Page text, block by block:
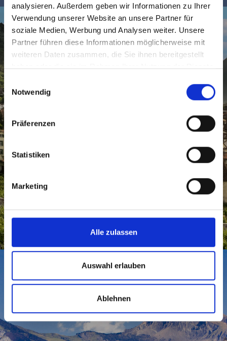
analysieren. Außerdem geben wir Informationen zu Ihrer
Verwendung unserer Website an unsere Partner für
soziale Medien, Werbung und Analysen weiter. Unsere
Partner führen diese Informationen möglicherweise mit
weiteren Daten zusammen, die Sie ihnen bereitgestellt
haben oder die sie im Rahmen Ihrer Nutzung der Dienste
Einwilligungsauswahl
Notwendig
Präferenzen
Statistiken
Marketing
Alle zulassen
Auswahl erlauben
Ablehnen
CHUR UND REGION
Zahnarzt Chur